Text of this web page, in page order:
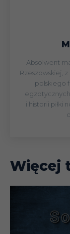
Absolwent
Rzeszowskiej,
polskiego
i historii piłki
Więcej